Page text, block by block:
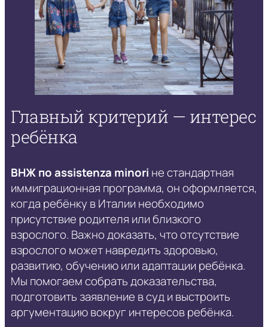
Главный критерий — интерес
ребёнка
ВНЖ по assistenza minori не стандартная
иммиграционная программа, он оформляется,
когда ребёнку в Италии необходимо
присутствие родителя или близкого
взрослого. Важно доказать, что отсутствие
взрослого может навредить здоровью,
развитию, обучению или адаптации ребёнка.
Мы помогаем собрать доказательства,
подготовить заявление в суд и выстроить
аргументацию вокруг интересов ребёнка.